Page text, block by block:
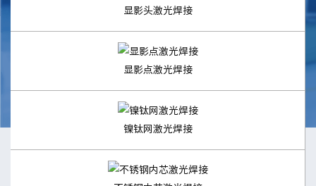
显影头激光焊接
显影点激光焊接
镍钛网激光焊接